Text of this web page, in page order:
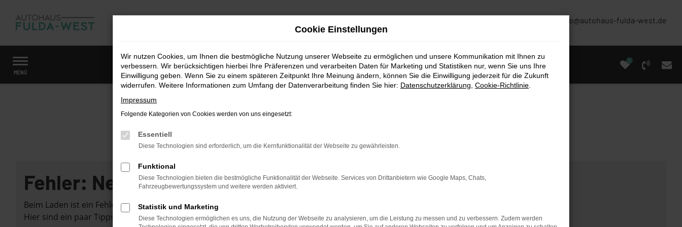
Zum
Hauptinhalt
info@autohaus-fulda-west.de
MENÜ
0
Startseite Fahrzeugmarkt
Fehler: Network Error
Beim Laden ist ein Fehler aufgetreten.
Hier sind ein paar Tipps, die dir helfen können:
Cookie Einstellungen
Wir nutzen Cookies, um Ihnen die bestmögliche Nutzung unserer Webseite zu ermöglichen und unsere Kommunikation mit Ihnen zu
verbessern. Wir berücksichtigen hierbei Ihre Präferenzen und verarbeiten Daten für Marketing und Statistiken nur, wenn Sie uns Ihre
Einwilligung geben. Wenn Sie zu einem späteren Zeitpunkt Ihre Meinung ändern, können Sie die Einwilligung jederzeit für die Zukunft
widerrufen. Weitere Informationen zum Umfang der Datenverarbeitung finden Sie hier: Datenschutzerklärung Cookie-Richtlinie
Impressum
Folgende Kategorien von Cookies werden von uns eingesetzt:
Essentiell
Diese Technologien sind erforderlich, um die Kernfunktionalität der Webseite zu gewährleisten.
Funktional
Diese Technologien bieten die bestmögliche Funktionalität der Webseite. Services von Drittanbietern wie Google Maps, Chats,
Fahrzeugbewertungssystem und weitere werden aktiviert.
Statistik und Marketing
Diese Technologien ermöglichen es uns, die Nutzung der Webseite zu analysieren, um die Leistung zu messen und zu verbessern. Zudem werden